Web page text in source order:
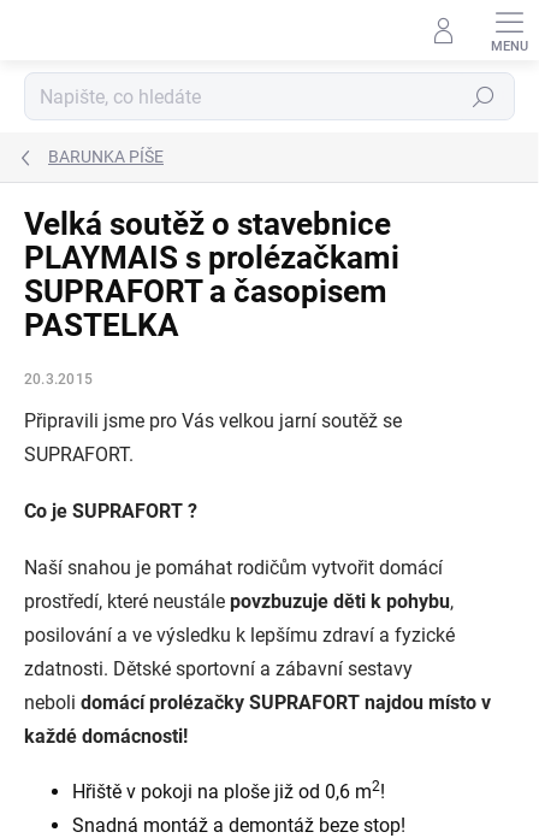
Hledat
BARUNKA PÍŠE
Velká soutěž o stavebnice
PLAYMAIS s prolézačkami
SUPRAFORT a časopisem
PASTELKA
20.3.2015
Připravili jsme pro Vás velkou jarní soutěž se
SUPRAFORT.
Co je SUPRAFORT ?
Naší snahou je pomáhat rodičům vytvořit domácí
prostředí, které neustále povzbuzuje děti k pohybu,
posilování a ve výsledku k lepšímu zdraví a fyzické
zdatnosti. Dětské sportovní a zábavní sestavy
neboli domácí prolézačky SUPRAFORT najdou místo v
každé domácnosti!
Hřiště v pokoji na ploše již od 0,6 m2!
Snadná montáž a demontáž beze stop!